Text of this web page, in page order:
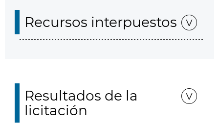
Recursos interpuestos
Resultados de la
licitación